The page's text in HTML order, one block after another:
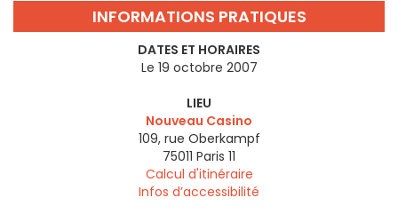
INFORMATIONS PRATIQUES
DATES ET HORAIRES
Le 19 octobre 2007
LIEU
Nouveau Casino
109, rue Oberkampf
75011 Paris 11
Calcul d'itinéraire
Infos d’accessibilité